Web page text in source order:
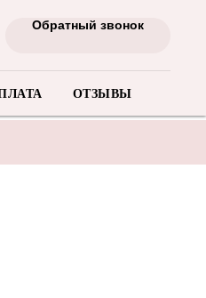
Обратный звонок
ОТЗЫВЫ